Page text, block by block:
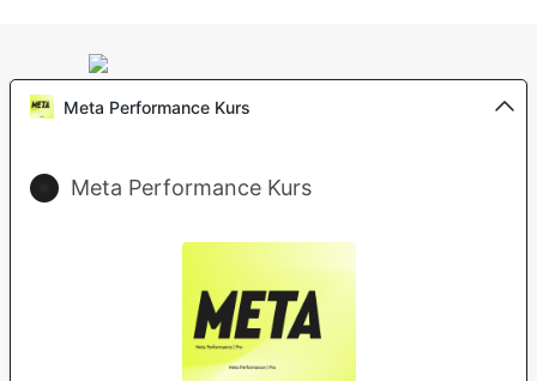
Meta Performance Kurs
Meta Performance Kurs